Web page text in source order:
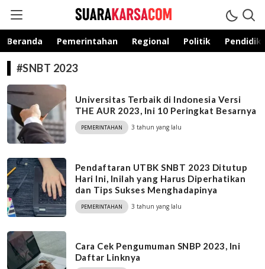
suarakarsa.com
Informasi terpercaya
Beranda Pemerintahan Regional Politik
#SNBT 2023
Universitas Terbaik di Indonesia Versi
THE AUR 2023, Ini 10 Peringkat Besarnya
PEMERINTAHAN 3 tahun yang lalu
Pendaftaran UTBK SNBT 2023 Ditutup
Hari Ini, Inilah yang Harus Diperhatikan
dan Tips Sukses Menghadapinya
PEMERINTAHAN 3 tahun yang lalu
Cara Cek Pengumuman SNBP 2023, Ini
Daftar Linknya